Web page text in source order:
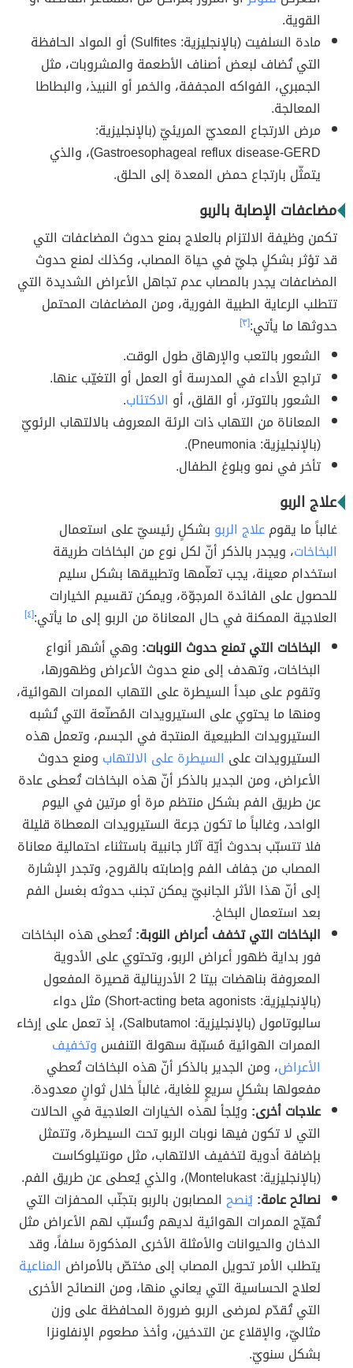
القوية.
مادة السَلفيت (بالإنجليزية: Sulfites) أو المواد الحافظة
التي تُضاف لبعض أصناف الأطعمة والمشروبات، مثل
الجمبري، الفواكه المجففة، والخمر أو النبيذ، والبطاطا
المعالجة.
مرض الارتجاع المعديّ المريئيّ (بالإنجليزية:
Gastroesophageal reflux disease-GERD)، والذي
يتمثّل بارتجاع حمض المعدة إلى الحلق.
مضاعفات الإصابة بالربو
تكمن وظيفة الالتزام بالعلاج بمنع حدوث المضاعفات التي
قد تؤثر بشكلٍ جليّ في حياة المصاب، وكذلك لمنع حدوث
المضاعفات يجدر بالمصاب عدم تجاهل الأعراض الشديدة التي
تتطلب الرعاية الطبية الفورية، ومن المضاعفات المحتمل
حدوثها ما يأتي:[٣]
الشعور بالتعب والإرهاق طول الوقت.
تراجع الأداء في المدرسة أو العمل أو التغيّب عنها.
الشعور بالتوتر، أو القلق، أو الاكتئاب.
المعاناة من التهاب ذات الرئة المعروف بالالتهاب الرئويّ
(بالإنجليزية: Pneumonia).
تأخر في نمو وبلوغ الطفال.
علاج الربو
غالباً ما يقومعلاج الربو بشكلٍ رئيسيّ على استعمال
البخاخات، ويجدر بالذكر أنّ لكل نوع من البخاخات طريقة
استخدام معينة، يجب تعلّمها وتطبيقها بشكل سليم
للحصول على الفائدة المرجوّة، ويمكن تقسيم الخيارات
العلاجية الممكنة في حال المعاناة من الربو إلى ما يأتي:[٤]
البخاخات التي تمنع حدوث النوبات: وهي أشهر أنواع
البخاخات، وتهدف إلى منع حدوث الأعراض وظهورها،
وتقوم على مبدأ السيطرة على التهاب الممرات الهوائية،
ومنها ما يحتوي على الستيرويدات المُصنّعة التي تُشبه
الستيرويدات الطبيعية المنتجة في الجسم، وتعمل هذه
الستيرويدات على السيطرة على الالتهاب ومنع حدوث
الأعراض، ومن الجدير بالذكر أنّ هذه البخاخات تُعطى عادة
عن طريق الفم بشكل منتظم مرة أو مرتين في اليوم
الواحد، وغالباً ما تكون جرعة الستيرويدات المعطاة قليلة
فلا تتسبّب بحدوث أيّة آثار جانبية باستثناء احتمالية معاناة
المصاب من جفاف الفم وإصابته بالقروح، وتجدر الإشارة
إلى أنّ هذا الأثر الجانبيّ يمكن تجنب حدوثه بغسل الفم
بعد استعمال البخاخ.
البخاخات التي تخفف أعراض النوبة:تُعطى هذه البخاخات
فور بداية ظهور أعراض الربو، وتحتوي على الأدوية
المعروفة بناهضات بيتا 2 الأدرينالية قصيرة المفعول
(بالإنجليزية: Short-acting beta agonists) مثل دواء
سالبوتامول (بالإنجليزية: Salbutamol)، إذ تعمل على إرخاء
الممرات الهوائية مُسبّبة سهولة التنفس وتخفيف
الأعراض، ومن الجدير بالذكر أنّ هذه البخاخات تُعطي
مفعولها بشكلٍ سريعٍ للغاية، غالباً خلال ثوانٍ معدودة.
علاجات أخرى: ويُلجأ لهذه الخيارات العلاجية في الحالات
التي لا تكون فيها نوبات الربو تحت السيطرة، وتتمثل
بإضافة أدوية لتخفيف الالتهاب، مثل مونتيلوكاست
(بالإنجليزية: Montelukast)، والذي يُعطى عن طريق الفم.
نصائح عامة:يُنصحالمصابون بالربو بتجنّب المحفزات التي
تُهيّج الممرات الهوائية لديهم وتُسبّب لهم الأعراض مثل
الدخان والحيوانات والأمثلة الأخرى المذكورة سلفاً، وقد
يتطلب الأمر تحويل المصاب إلى مختصّ بالأمراض المناعية
لعلاج الحساسية التي يعاني منها، ومن النصائح الأخرى
التي تُقدّم لمرضى الربو ضرورة المحافظة على وزن
مثاليّ، والإقلاع عن التدخين، وأخذ مطعوم الإنفلونزا
بشكل سنويّ.